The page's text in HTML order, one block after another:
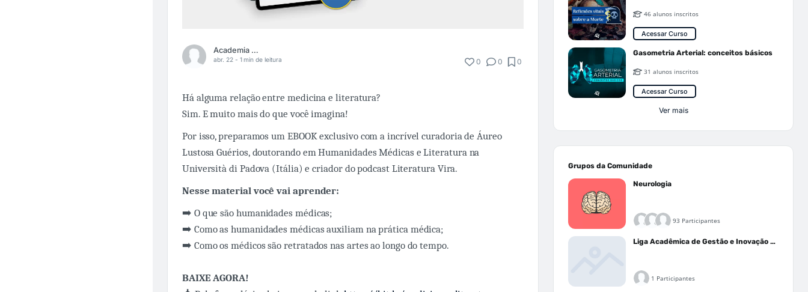
Academia Médica
abr. 22 - 1 min de leitura 0 0 0
Há alguma relação entre medicina e literatura?
Sim. E muito mais do que você imagina!
Por isso, preparamos um EBOOK exclusivo com a incrível curadoria de Áureo
Lustosa Guérios, doutorando em Humanidades Médicas e Literatura na
Università di Padova (Itália) e criador do podcast Literatura Vira.
Nesse material você vai aprender:
➡️ O que são humanidades médicas;
➡️ Como as humanidades médicas auxiliam na prática médica;
➡️ Como os médicos são retratados nas artes ao longo do tempo.
BAIXE AGORA!
46 alunos inscritos
Acessar Curso
Gasometria Arterial: conceitos básicos
31 alunos inscritos
Acessar Curso
Ver mais
Grupos da Comunidade
Neurologia
93 Participantes
Liga Acadêmica de Gestão e Inovação Médica - LAGIM
1 Participantes